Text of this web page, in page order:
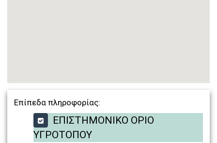
Επίπεδα πληροφορίας:
ΕΠΙΣΤΗΜΟΝΙΚΟ ΟΡΙΟ
ΥΓΡΟΤΟΠΟΥ